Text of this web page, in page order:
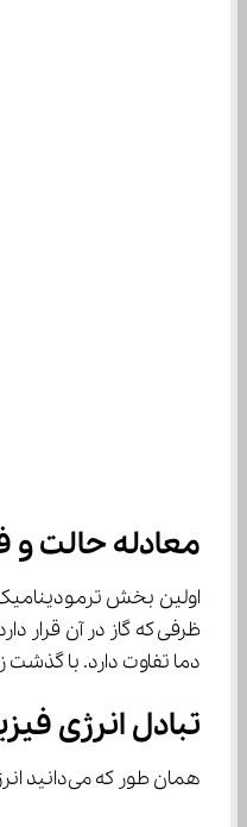
معادله حالت و
دما تفاوت دارد. با گذشت زمان این فشار و دما در
تبادل انرژی
همان طور که می‌دانید انرژی همواره در حال تبادل است و شکل آن تغییر می‌کند. انرژی بین دو جسم به دو صورت انتقال پیدا می‌کند.